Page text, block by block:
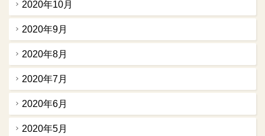
2020年10月
2020年9月
2020年8月
2020年7月
2020年6月
2020年5月